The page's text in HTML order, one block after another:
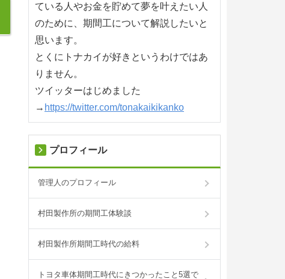
ている人やお金を貯めて夢を叶えたい人
のために、期間工について解説したいと
思います。
とくにトナカイが好きというわけではあ
りません。
ツイッターはじめました
→ https://twitter.com/tonakaikikanko
プロフィール
管理人のプロフィール
村田製作所の期間工体験談
村田製作所期間工時代の給料
トヨタ車体期間工時代にきつかったこと5選で